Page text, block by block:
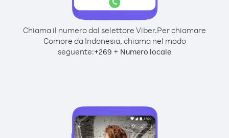
Chiama il numero dal selettore Viber.Per chiamare
Comore da Indonesia, chiama nel modo
seguente:+269 + Numero locale